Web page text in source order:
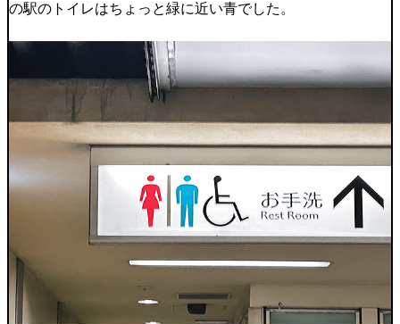
の駅のトイレはちょっと緑に近い青でした。